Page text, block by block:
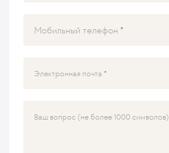
Мобильный телефон
Электронная почта
Ваш вопрос (не более 1000 символов)